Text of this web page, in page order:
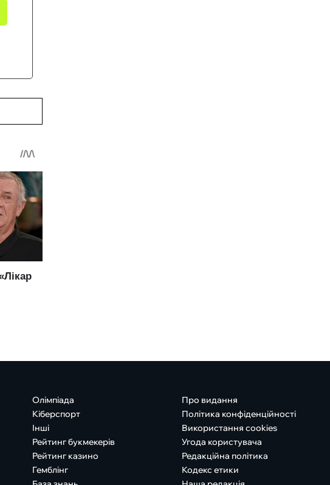
Олімпіада
Кіберспорт
Інші
Рейтинг букмекерів
Рейтинг казино
Гемблінг
Про видання
Політика конфіденційності
Використання cookies
Угода користувача
Редакційна політика
Кодекс етики